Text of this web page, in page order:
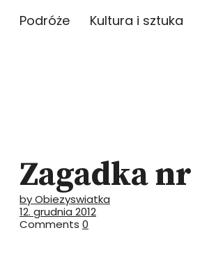
Podróże Kultura i sztuka
Zagadka nr
by Obiezyswiatka
12. grudnia 2012
Comments 0